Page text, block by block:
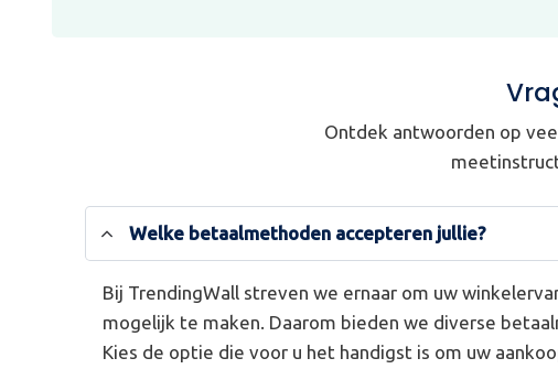
Ontdek antwoorden op
Welke betaalmethoden accepteren jullie?
Bij TrendingWall streven we ernaar om uw
mogelijk te maken. Daarom bieden we diverse
Kies de optie die voor u het handigst is om uw